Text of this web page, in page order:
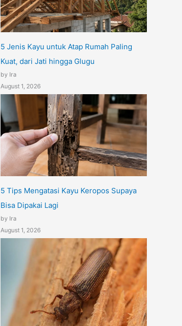
5 Jenis Kayu untuk Atap Rumah Paling
Kuat, dari Jati hingga Glugu
by Ira
August 1, 2026
5 Tips Mengatasi Kayu Keropos Supaya
Bisa Dipakai Lagi
by Ira
August 1, 2026